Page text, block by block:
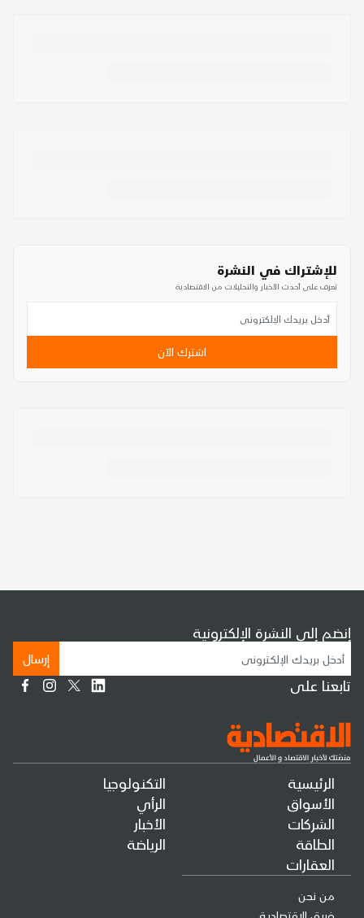
للإشتراك في النشرة
تعرف على أحدث الأخبار والتحليلات من الاقتصادية
اشترك الآن
الرئيسية
الأسواق
الشركات
الطاقة
العقارات
التكنولوجيا
الرأي
الأخبار
الرياضة
من نحن
إنضم إلى النشرة الإلكترونية
إرسال
تابعنا على